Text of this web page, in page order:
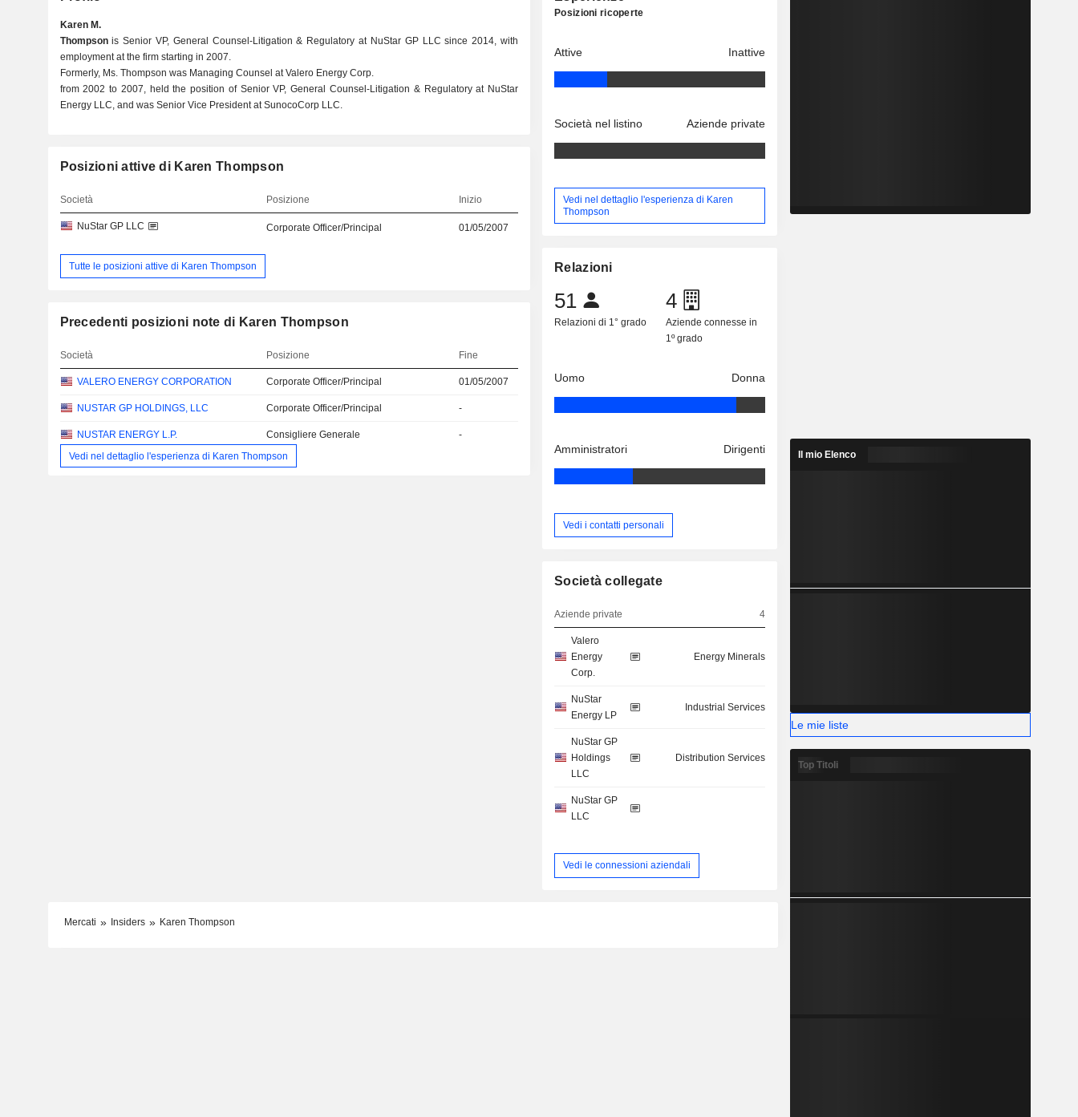
Karen M.
Thompsonis Senior VP, General Counsel-Litigation & Regulatory at NuStar GP LLC since 2014, with
employment at the firm starting in 2007.
Formerly, Ms. Thompson was Managing Counsel at Valero Energy Corp.
from 2002 to 2007, held the position of Senior VP, General Counsel-Litigation & Regulatory at NuStar
Energy LLC, and was Senior Vice President at SunocoCorp LLC.
Posizioni attive di Karen Thompson
Società Posizione Inizio
NuStar GP LLC Corporate Officer/Principal 01/05/2007
Tutte le posizioni attive di Karen Thompson
Precedenti posizioni note di Karen Thompson
Società Posizione Fine
VALERO ENERGY CORPORATION Corporate Officer/Principal 01/05/2007
NUSTAR GP HOLDINGS, LLC Corporate Officer/Principal -
NUSTAR ENERGY L.P. Consigliere Generale
-
Vedi nel dettaglio l'esperienza di Karen Thompson
Posizioni ricoperte
Attive Inattive
Società nel listino Aziende private
Vedi nel dettaglio l'esperienza di Karen
Thompson
Relazioni
51
Relazioni di 1° grado
4
Aziende connesse in
1º grado
Uomo Donna
Amministratori Dirigenti
Vedi i contatti personali
Società collegate
Aziende private 4
Valero
Energy
Corp.
Energy Minerals
NuStar
Energy LP
Industrial Services
NuStar GP
Holdings
LLC
Distribution Services
NuStar GP
LLC
Vedi le connessioni aziendali
Mercati Insiders Karen Thompson
Il mio Elenco
Le mie liste
Top Titoli